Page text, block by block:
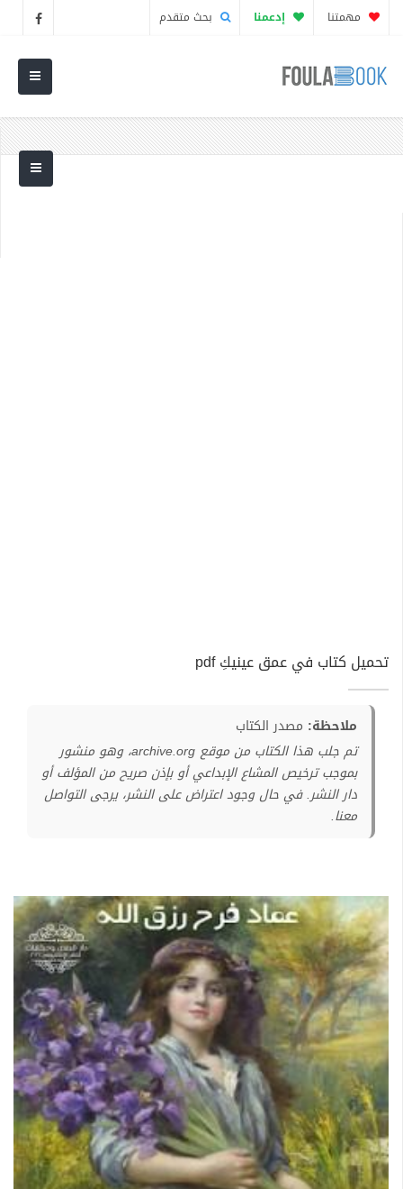
مهمتنا إدعمنا بحث متقدم
تحميل كتاب في عمق عينيكِ pdf
ملاحظة: مصدر الكتاب
تم جلب هذا الكتاب من موقع archive.org، وهو منشور
بموجب ترخيص المشاع الإبداعي أو بإذن صريح من المؤلف أو
دار النشر. في حال وجود اعتراض على النشر، يرجى التواصل
معنا.